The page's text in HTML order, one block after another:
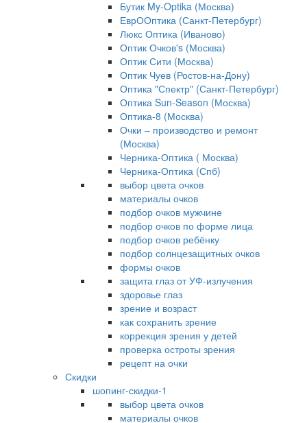
Бутик My-Optika (Москва)
ЕврООптика (Санкт-Петербург)
Люкс Оптика (Иваново)
Оптик Очков's (Москва)
Оптик Сити (Москва)
Оптик Чуев (Ростов-на-Дону)
Оптика "Спектр" (Санкт-Петербург)
Оптика Sun-Season (Москва)
Оптика-8 (Москва)
Очки – производство и ремонт
(Москва)
Черника-Оптика ( Москва)
Черника-Оптика (Спб)
выбор цвета очков
материалы очков
подбор очков мужчине
подбор очков по форме лица
подбор очков ребёнку
подбор солнцезащитных очков
формы очков
защита глаз от УФ-излучения
здоровье глаз
зрение и возраст
как сохранить зрение
коррекция зрения у детей
проверка остроты зрения
рецепт на очки
Скидки
шопинг-скидки-1
выбор цвета очков
материалы очков